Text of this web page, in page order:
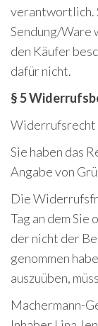
verantwortlich.
Sendung/Ware
den Käufer
dafür nicht.
§ 5
Widerrufsrecht
Sie haben das
Angabe von
Die
Tag an dem
der nicht der
genommen
auszuüben,
Machermann-